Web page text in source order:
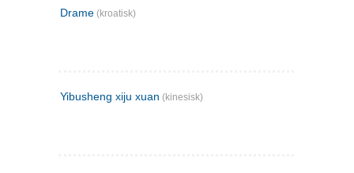
Drame (kroatisk)
Yibusheng xiju xuan (kinesisk)